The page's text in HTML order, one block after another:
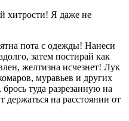
пота с одежды! Нанеси
затем постирай как
желтизна исчезнет! Лук
муравьев и других
туда разрезанную на
держаться на расстоянии от